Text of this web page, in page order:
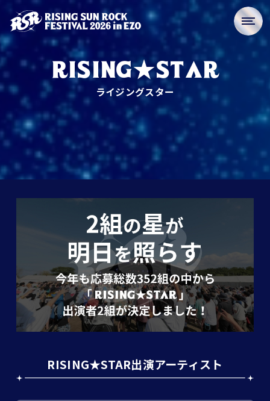
RISING★STAR
ライジングスター
RISING★STAR出演アーティスト